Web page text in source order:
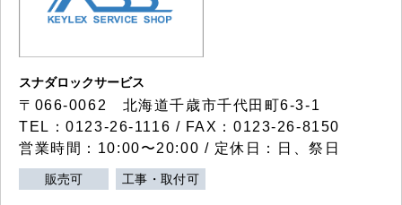
スナダロックサービス
〒066-0062 北海道千歳市千代田町6-3-1
TEL：0123-26-1116 / FAX：0123-26-8150
営業時間：10:00〜20:00 / 定休日：日、祭日
販売可 工事・取付可